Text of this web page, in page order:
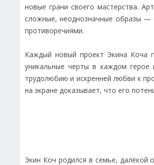
новые грани своего мастерства.
сложные, неоднозначные образы —
противоречиями.
Каждый новый проект Экина Коча
уникальные черты в каждом герое
трудолюбию и искренней любви к
на экране доказывает, что его
Экин Коч родился в семье,